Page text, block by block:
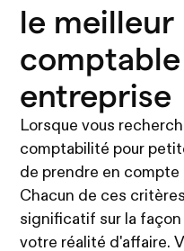
le meilleur
entreprise
Lorsque vous
comptabilité pour
de prendre en
Chacun de ces
significatif sur la
votre réalité d'affaire.